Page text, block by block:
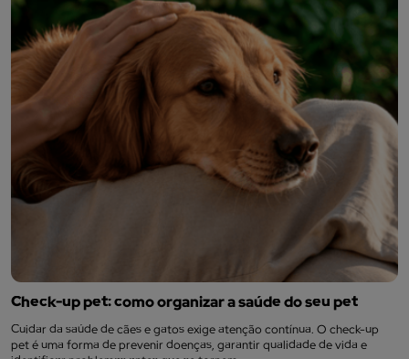
Check-up pet: como organizar a saúde do seu pet
Cuidar da saúde de cães e gatos exige atenção contínua. O check-up
pet é uma forma de prevenir doenças, garantir qualidade de vida e